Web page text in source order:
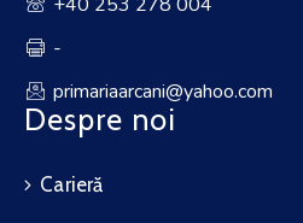
-
primariaarcani@yahoo.com
Despre noi
Carieră